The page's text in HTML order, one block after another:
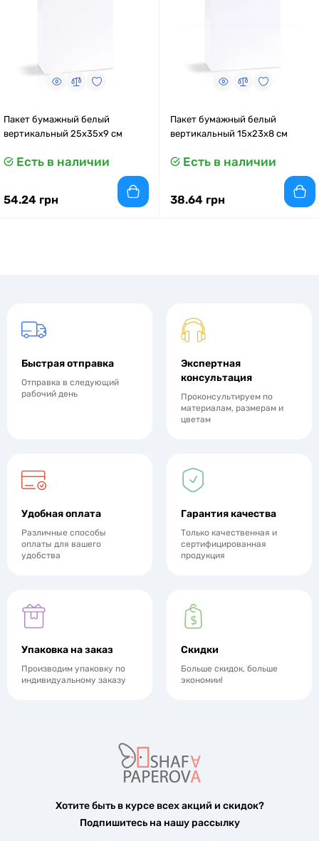
Пакет бумажный белый
вертикальный 25х35х9 см
Есть в наличии
54.24 грн
Пакет бумажный белый
вертикальный 15x23x8 см
Есть в наличии
38.64 грн
Быстрая отправка
Отправка в следующий
рабочий день
Экспертная
консультация
Проконсультируем по
материалам, размерам и
цветам
Удобная оплата
Различные способы
оплаты для вашего
удобства
Гарантия качества
Только качественная и
сертифицированная
продукция
Упаковка на заказ
Производим упаковку по
индивидуальному заказу
Скидки
Больше скидок, больше
экономии!
Хотите быть в курсе всех акций и скидок?
Подпишитесь на нашу рассылку